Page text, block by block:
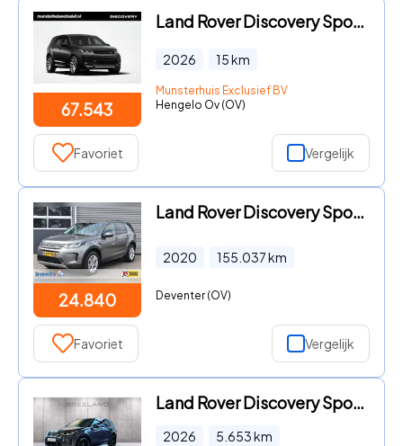
67.543
Land Rover Discovery Sport - P270e PHEV Dynamic Edition | Panorama Dak | Driver Assist Pa
2026 15km
Munsterhuis Exclusief BV
Hengelo Ov (OV)
Favoriet Vergelijk
24.840
Land Rover Discovery Sport - P300E 1.5 S / LEDER / P.CAM./ APPLE CARPLAY / LED KOP
2020 155.037km
Deventer (OV)
Favoriet Vergelijk
Land Rover Discovery Sport - P270e Landmark Edition | Panoramadak | Black Pack | 20 inch
2026 5.653km